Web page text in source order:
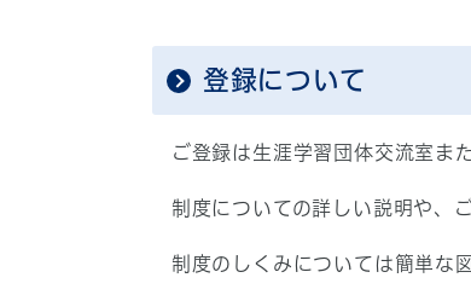
登録について
ご登録は生涯学習団体交流室ま
制度についての詳しい説明や、
制度のしくみについては簡単な